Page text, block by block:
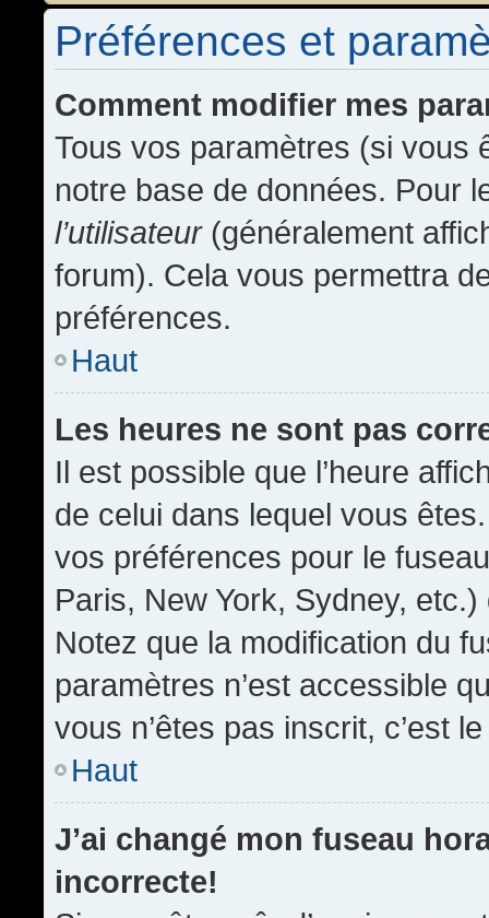
Préférences et
Comment modifier mes
Tous vos paramètres (si vous
notre base de données. Pour
l’utilisateur(généralement
forum). Cela vous permettra
préférences.
Haut
Les heures ne sont pas
Il est possible que l’heure
de celui dans lequel vous
vos préférences pour le
Paris, New York, Sydney,
Notez que la modification du
paramètres n’est accessible
vous n’êtes pas inscrit, c’est
Haut
J’ai changé mon fuseau
incorrecte!